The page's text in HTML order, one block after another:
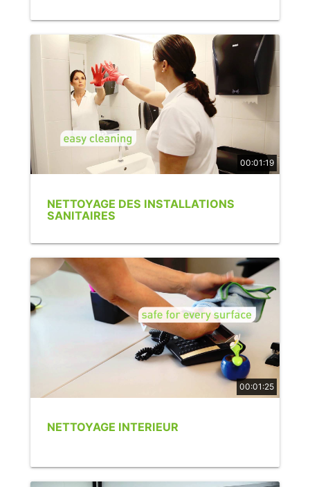
00:01:19
NETTOYAGE DES INSTALLATIONS
SANITAIRES
00:01:25
NETTOYAGE INTERIEUR